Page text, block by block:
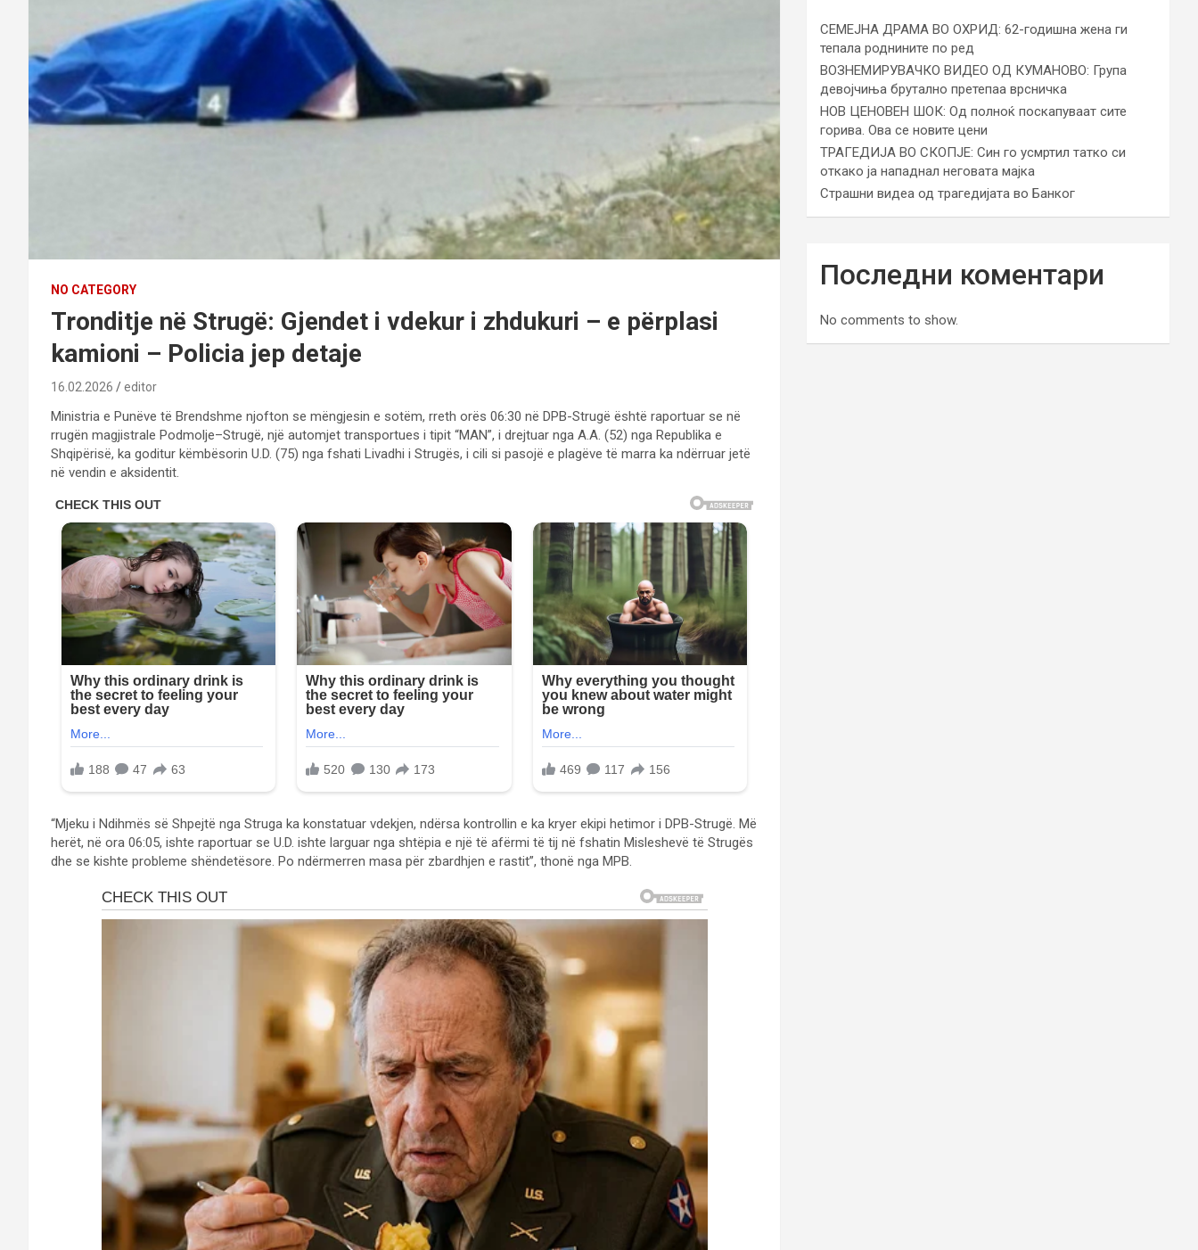
NO CATEGORY
Tronditje në Strugë: Gjendet i vdekur i zhdukuri – e përplasi
kamioni – Policia jep detaje
16.02.2026 editor
Ministria e Punëve të Brendshme njofton se mëngjesin e sotëm, rreth orës 06:30 në DPB-Strugë është raportuar se në
rrugën magjistrale Podmolje–Strugë, një automjet transportues i tipit “MAN”, i drejtuar nga A.A. (52) nga Republika e
Shqipërisë, ka goditur këmbësorin U.D. (75) nga fshati Livadhi i Strugës, i cili si pasojë e plagëve të marra ka ndërruar jetë
në vendin e aksidentit.
“Mjeku i Ndihmës së Shpejtë nga Struga ka konstatuar vdekjen, ndërsa kontrollin e ka kryer ekipi hetimor i DPB-Strugë. Më
herët, në ora 06:05, ishte raportuar se U.D. ishte larguar nga shtëpia e një të afërmi të tij në fshatin Misleshevë të Strugës
dhe se kishte probleme shëndetësore. Po ndërmerren masa për zbardhjen e rastit”, thonë nga MPB.
СЕМЕЈНА ДРАМА ВО ОХРИД: 62-годишна жена ги
тепала роднините по ред
ВОЗНЕМИРУВАЧКО ВИДЕО ОД КУМАНОВО: Група
девојчиња брутално претепаа врсничка
НОВ ЦЕНОВЕН ШОК: Од полноќ поскапуваат сите
горива. Ова се новите цени
ТРАГЕДИЈА ВО СКОПЈЕ: Син го усмртил татко си
откако ја нападнал неговата мајка
Страшни видеа од трагедијата во Банког
Последни коментари
No comments to show.